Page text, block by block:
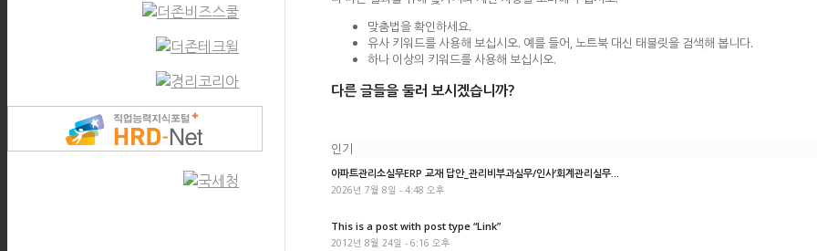
맞춤법을 확인하세요.
유사 키워드를 사용해 보십시오. 예를 들어, 노트북 대신 태블릿을 검색해 봅니다.
하나 이상의 키워드를 사용해 보십시오.
다른 글들을 둘러 보시겠습니까?
인기
아파트관리소실무ERP 교재 답안_관리비부과실무/인사’회계관리실무...
2026년 7월 8일 - 4:48 오후
This is a post with post type “Link”
2012년 8월 24일 - 6:16 오후